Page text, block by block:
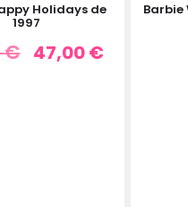
Holidays de
1997
€ 47,00€
Barbie